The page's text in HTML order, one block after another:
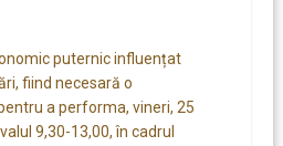
puternic influențat
fiind necesară o
a performa, vineri, 25
9,30-13,00, în cadrul